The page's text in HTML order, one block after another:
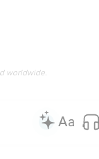
worldwide.